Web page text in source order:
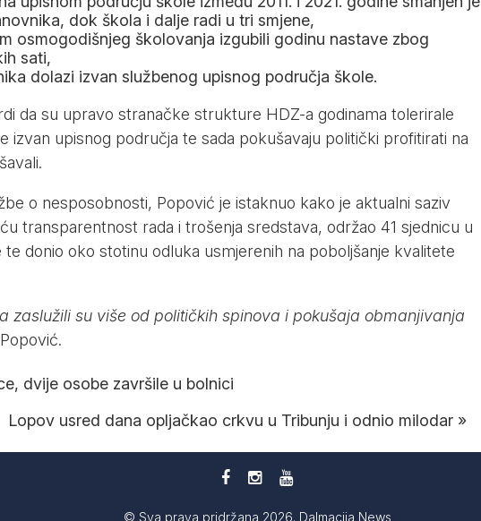
dok škola i dalje radi u tri smjene,
osmogodišnjeg školovanja izgubili godinu nastave zbog
sati,
dolazi izvan službenog upisnog područja škole.
da su upravo stranačke strukture HDZ-a godinama tolerirale
izvan upisnog područja te sada pokušavaju politički profitirati na
o nesposobnosti, Popović je istaknuo kako je aktualni saziv
transparentnost rada i trošenja sredstava, održao 41 sjednicu u
te donio oko stotinu odluka usmjerenih na poboljšanje kvalitete
zaslužili su više od političkih spinova i pokušaja obmanjivanja
dvije osobe završile u bolnici
Lopov usred dana opljačkao crkvu u Tribunju i odnio milodar »
© Sva prava pridržana 2026. Dalmacija News